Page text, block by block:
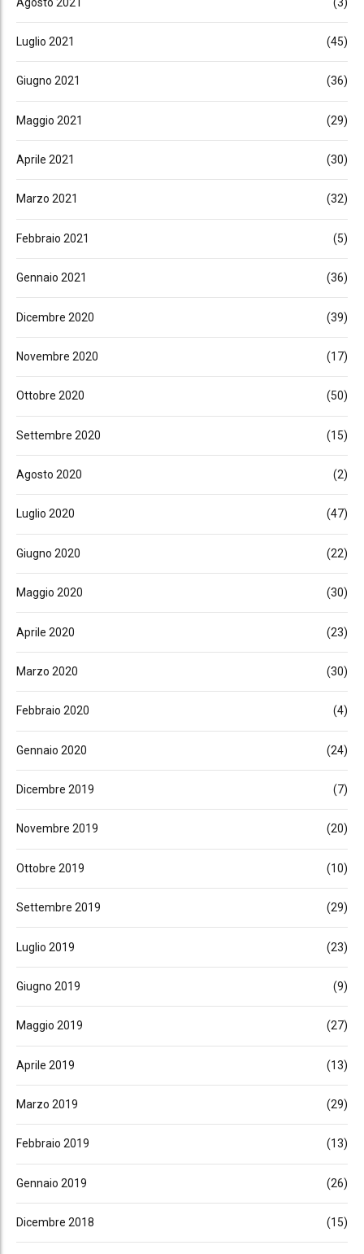
Luglio 2021 (45)
Giugno 2021 (36)
Maggio 2021 (29)
Aprile 2021 (30)
Marzo 2021 (32)
Febbraio 2021 (5)
Gennaio 2021 (36)
Dicembre 2020 (39)
Novembre 2020 (17)
Ottobre 2020 (50)
Settembre 2020 (15)
Agosto 2020 (2)
Luglio 2020 (47)
Giugno 2020 (22)
Maggio 2020 (30)
Aprile 2020 (23)
Marzo 2020 (30)
Febbraio 2020 (4)
Gennaio 2020 (24)
Dicembre 2019 (7)
Novembre 2019 (20)
Ottobre 2019 (10)
Settembre 2019 (29)
Luglio 2019 (23)
Giugno 2019 (9)
Maggio 2019 (27)
Aprile 2019 (13)
Marzo 2019 (29)
Febbraio 2019 (13)
Gennaio 2019 (26)
Dicembre 2018 (15)